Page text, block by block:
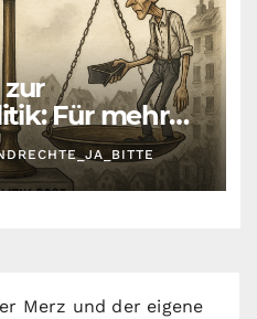
Für mehr
Mietern,
Gesetzgeber
Merz und der eigene